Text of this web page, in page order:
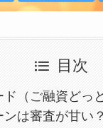
目次
ド（ご融資どっ
ンは審査が甘い？